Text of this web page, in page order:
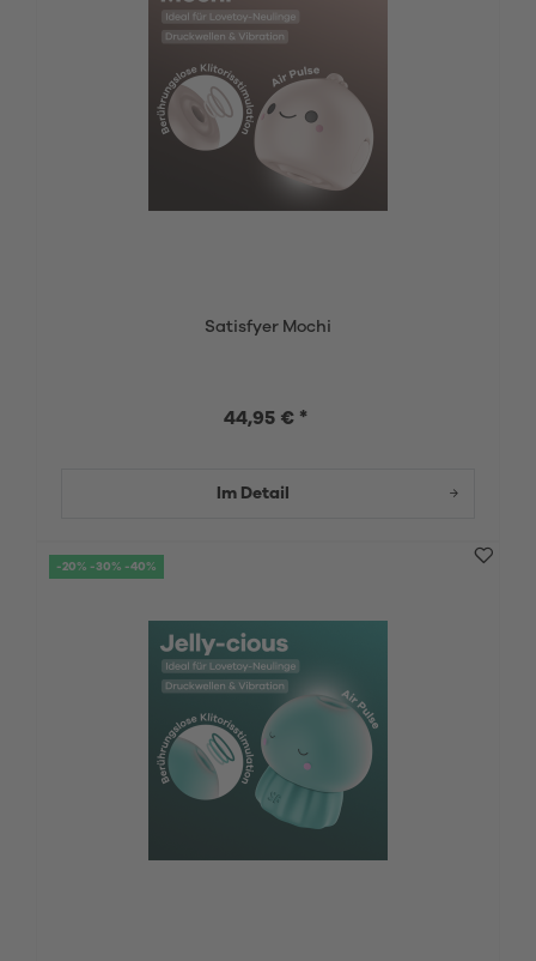
Satisfyer Mochi
44,95 € *
Im Detail
-20% -30% -40%